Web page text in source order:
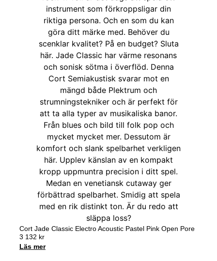
Cort Jade Classic Electro Acoustic Pastel Pink Open Pore
3 132 kr
Läs mer